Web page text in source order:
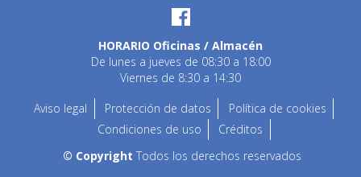
HORARIO Oficinas / Almacén
De lunes a jueves de 08:30 a 18:00
Viernes de 8:30 a 14:30
Aviso legal
Protección de datos
Política de cookies
Condiciones de uso
Créditos
© Copyright Todos los derechos reservados